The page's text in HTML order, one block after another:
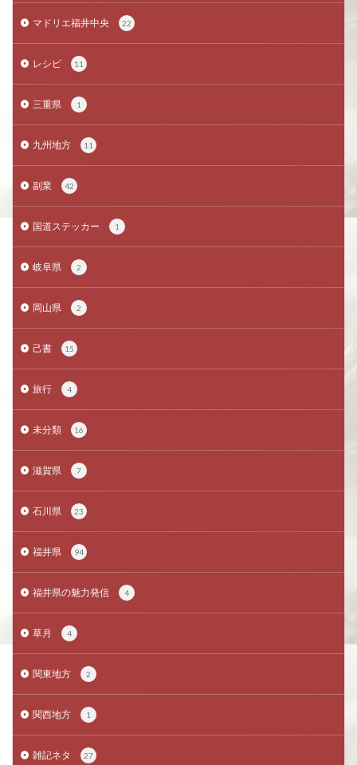
マドリエ福井中央 22
レシピ 11
三重県 1
九州地方 11
副業 42
国道ステッカー 1
岐阜県 2
岡山県 2
己書 15
旅行 4
未分類 16
滋賀県 7
石川県 23
福井県 94
福井県の魅力発信 4
草月 4
関東地方 2
関西地方 1
雑記ネタ 27